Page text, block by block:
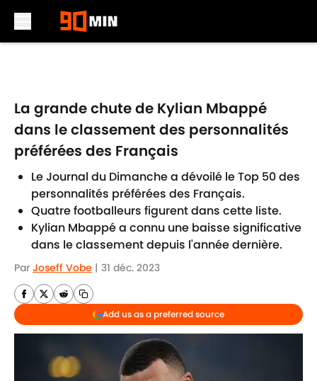
La grande chute de Kylian Mbappé
dans le classement des personnalités
préférées des Français
Le Journal du Dimanche a dévoilé le Top 50 des
personnalités préférées des Français.
Quatre footballeurs figurent dans cette liste.
Kylian Mbappé a connu une baisse significative
dans le classement depuis l'année dernière.
Par Joseff Vobe | 31 déc. 2023
Add us as a preferred source